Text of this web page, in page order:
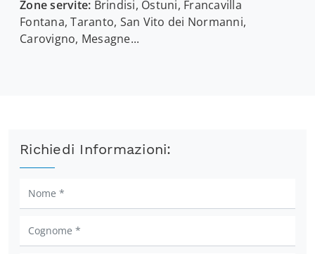
Zone servite: Brindisi, Ostuni, Francavilla
Fontana, Taranto, San Vito dei Normanni,
Carovigno, Mesagne...
Richiedi Informazioni: